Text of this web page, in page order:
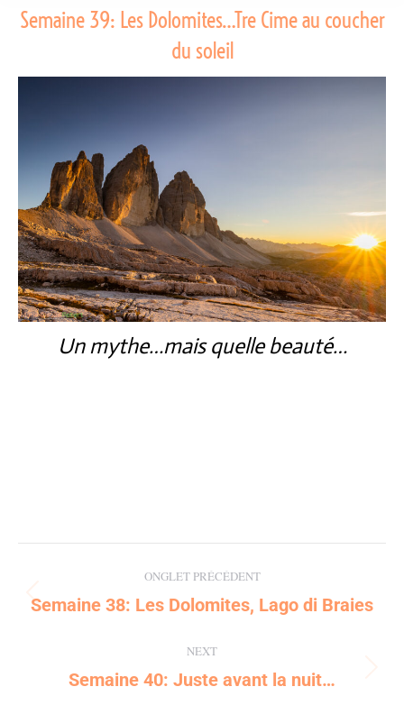
Semaine 39: Les Dolomites…Tre Cime au coucher
du soleil
Un mythe…mais quelle beauté…
navigation
ONGLET PRÉCÉDENT
Previous
Semaine 38: Les Dolomites, Lago di Braies
NEXT
Next
Semaine 40: Juste avant la nuit…